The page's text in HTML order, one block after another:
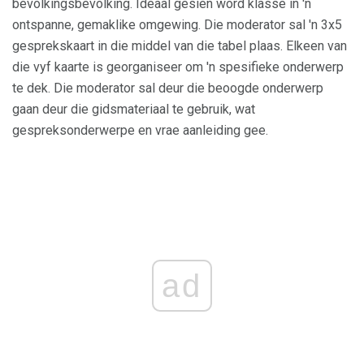
bevolkingsbevolking. Ideaal gesien word klasse in 'n
ontspanne, gemaklike omgewing. Die moderator sal 'n 3x5
gesprekskaart in die middel van die tabel plaas. Elkeen van
die vyf kaarte is georganiseer om 'n spesifieke onderwerp
te dek. Die moderator sal deur die beoogde onderwerp
gaan deur die gidsmateriaal te gebruik, wat
gespreksonderwerpe en vrae aanleiding gee.
ad